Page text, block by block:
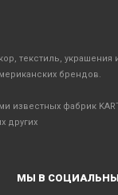
текстиль, украшения
брендов.
известных фабрик
других
МЫ В